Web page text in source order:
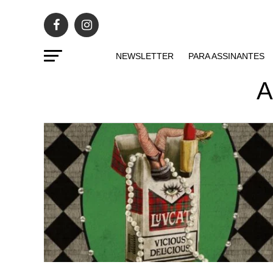
NEWSLETTER PARA ASSINANTES